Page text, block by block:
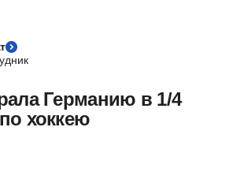
Германию в 1/4
хоккею